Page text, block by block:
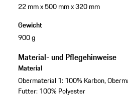
22 mm x 500 mm x 320 mm
Gewicht
900 g
Material- und Pflegehinweise
Material
Obermaterial 1: 100% Karbon,
Futter: 100% Polyester